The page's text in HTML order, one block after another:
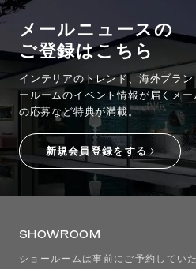
メールニュースの
ご登録はこちら
インテリアのトレンド、海外ブラ
ールームのイベント情報が届くメ
の応募など特典が満載。
新規会員登録をする
SHOWROOM
ショールームは事前にご予約してい